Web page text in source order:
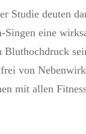
Studie deuten
eine
Bluthochdruck
von
mit allen